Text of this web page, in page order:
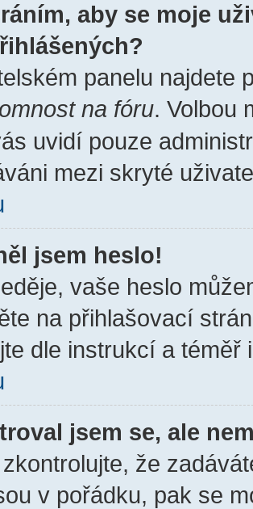
aby se moje
panelu najdete
na fóru. Volbou
uvidí pouze
mezi skryté
jsem heslo!
vaše heslo
na přihlašovací
dle instrukcí a téměř
jsem se, ale
že
v pořádku, pak se